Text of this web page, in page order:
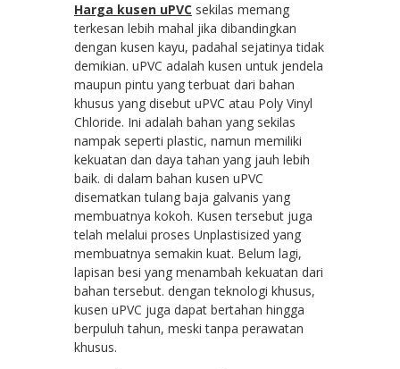
Harga kusen uPVC sekilas memang
terkesan lebih mahal jika dibandingkan
dengan kusen kayu, padahal sejatinya tidak
demikian. uPVC adalah kusen untuk jendela
maupun pintu yang terbuat dari bahan
khusus yang disebut uPVC atau Poly Vinyl
Chloride. Ini adalah bahan yang sekilas
nampak seperti plastic, namun memiliki
kekuatan dan daya tahan yang jauh lebih
baik. di dalam bahan kusen uPVC
disematkan tulang baja galvanis yang
membuatnya kokoh. Kusen tersebut juga
telah melalui proses Unplastisized yang
membuatnya semakin kuat. Belum lagi,
lapisan besi yang menambah kekuatan dari
bahan tersebut. dengan teknologi khusus,
kusen uPVC juga dapat bertahan hingga
berpuluh tahun, meski tanpa perawatan
khusus.